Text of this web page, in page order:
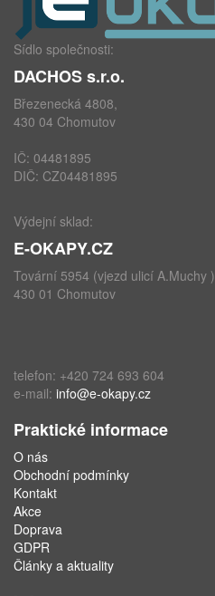
Sídlo společnosti:
DACHOS s.r.o.
Březenecká 4808,
430 04 Chomutov
IČ: 04481895
DIČ: CZ04481895
Výdejní sklad:
E-OKAPY.CZ
Tovární 5954 (vjezd ulicí A.Muchy )
430 01 Chomutov
telefon: +420 724 693 604
e-mail: info@e-okapy.cz
Praktické informace
O nás
Obchodní podmínky
Kontakt
Akce
Doprava
GDPR
Články a aktuality